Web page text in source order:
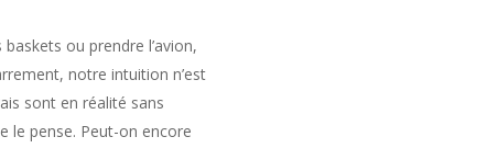
ou prendre l’avion,
notre intuition n’est
sont en réalité sans
le pense. Peut-on encore